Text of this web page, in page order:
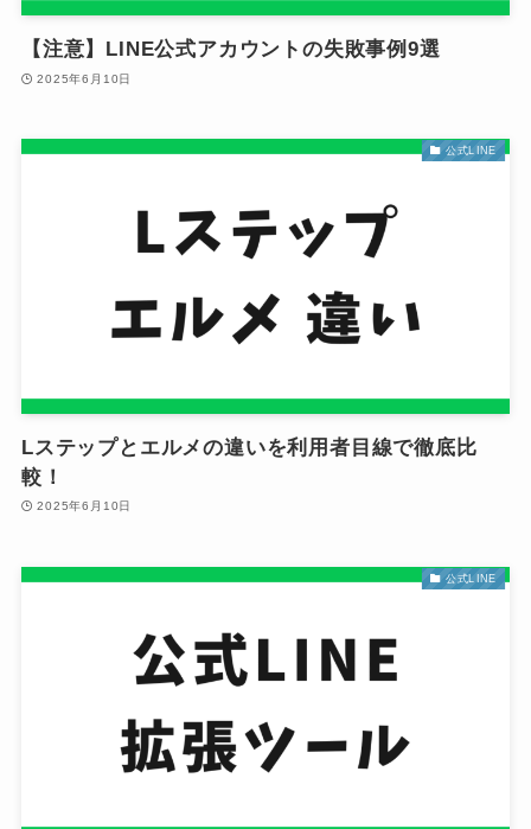
【注意】LINE公式アカウントの失敗事例9選
2025年6月10日
公式LINE
Lステップとエルメの違いを利用者目線で徹底比
較！
2025年6月10日
公式LINE